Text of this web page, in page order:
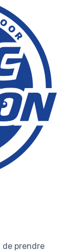
de prendre